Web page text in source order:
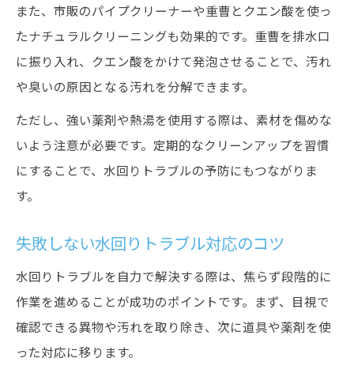
また、市販のパイプクリーナーや重曹とクエン酸を使っ
たナチュラルクリーニングも効果的です。重曹を排水口
に振り入れ、クエン酸をかけて発泡させることで、汚れ
や臭いの原因となる汚れを分解できます。
ただし、強い薬剤や熱湯を使用する際は、素材を傷めな
いよう注意が必要です。定期的なクリーンアップを習慣
にすることで、水回りトラブルの予防にもつながりま
す。
失敗しない水回りトラブル対応のコツ
水回りトラブルを自力で解決する際は、焦らず段階的に
作業を進めることが成功のポイントです。まず、目視で
確認できる異物や汚れを取り除き、次に道具や薬剤を使
った対応に移ります。